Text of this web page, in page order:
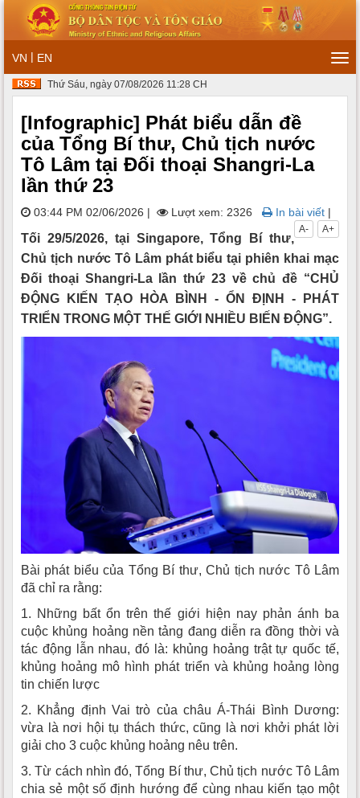
VN | EN
Thứ Sáu, ngày 07/08/2026 11:28 CH
[Infographic] Phát biểu dẫn đề
của Tổng Bí thư, Chủ tịch nước
Tô Lâm tại Đối thoại Shangri-La
lần thứ 23
03:44 PM 02/06/2026 | Lượt xem: 2326 In bài viết |
A+
A-
Tối 29/5/2026, tại Singapore, Tổng Bí thư,
Chủ tịch nước Tô Lâm phát biểu tại phiên khai mạc
Đối thoại Shangri-La lần thứ 23 về chủ đề “CHỦ
ĐỘNG KIẾN TẠO HÒA BÌNH - ỔN ĐỊNH - PHÁT
TRIỂN TRONG MỘT THẾ GIỚI NHIỀU BIẾN ĐỘNG”.
Bài phát biểu của Tổng Bí thư, Chủ tịch nước Tô Lâm
đã chỉ ra rằng:
1. Những bất ổn trên thế giới hiện nay phản ánh ba
cuộc khủng hoảng nền tảng đang diễn ra đồng thời và
tác động lẫn nhau, đó là: khủng hoảng trật tự quốc tế,
khủng hoảng mô hình phát triển và khủng hoảng lòng
tin chiến lược
2. Khẳng định Vai trò của châu Á-Thái Bình Dương:
vừa là nơi hội tụ thách thức, cũng là nơi khởi phát lời
giải cho 3 cuộc khủng hoảng nêu trên.
3. Từ cách nhìn đó, Tổng Bí thư, Chủ tịch nước Tô Lâm
chia sẻ một số định hướng để cùng nhau kiến tạo một